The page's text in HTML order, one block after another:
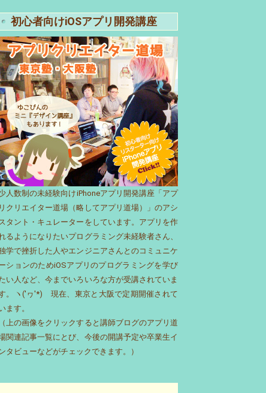
初心者向けiOSアプリ開発講座
人数制の未経験向けiPhoneアプリ開発講座「アプ
リクリエイター道場（略してアプリ道場）」のアシ
タント・キュレーターをしています。アプリを作
るようになりたいプログラミング未経験者さん、
学で挫折した人やエンジニアさんとのコミュニケ
ションのためiOSアプリのプログラミングを学び
い人など、今までいろいろな方が受講されていま
。ヽ('ヮ'*)ゝ現在、東京と大阪で定期開催されて
ます。
（上の画像をクリックすると講師ブログのアプリ道
関連記事一覧にとび、今後の開講予定や卒業生イ
ンタビューなどがチェックできます。）